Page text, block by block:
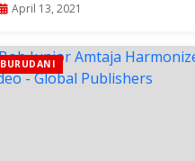
April 13, 2021
BURUDANI